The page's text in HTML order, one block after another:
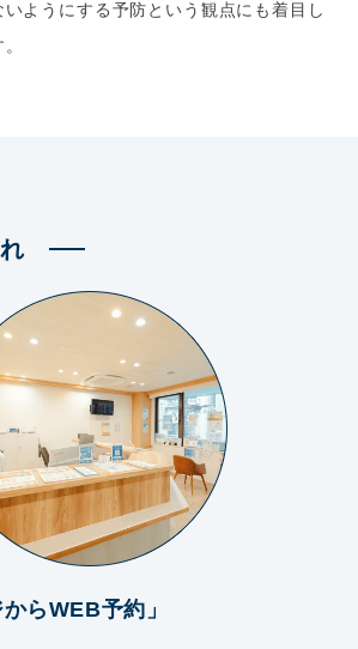
ようにする予防という観点にも着目し
らWEB予約」